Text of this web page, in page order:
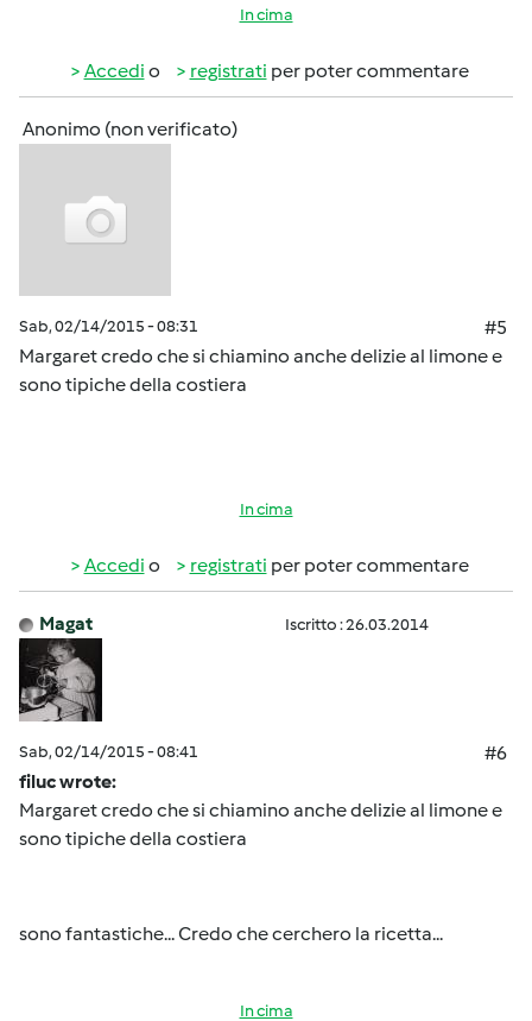
In cima
Accedi o registrati per poter commentare
Anonimo (non verificato)
Sab, 02/14/2015 - 08:31
#5
Margaret credo che si chiamino anche delizie al limone e
sono tipiche della costiera
In cima
Accedi o registrati per poter commentare
Magat Iscritto : 26.03.2014
Sab, 02/14/2015 - 08:41
#6
filuc wrote:
Margaret credo che si chiamino anche delizie al limone e
sono tipiche della costiera
sono fantastiche... Credo che cerchero la ricetta...
In cima